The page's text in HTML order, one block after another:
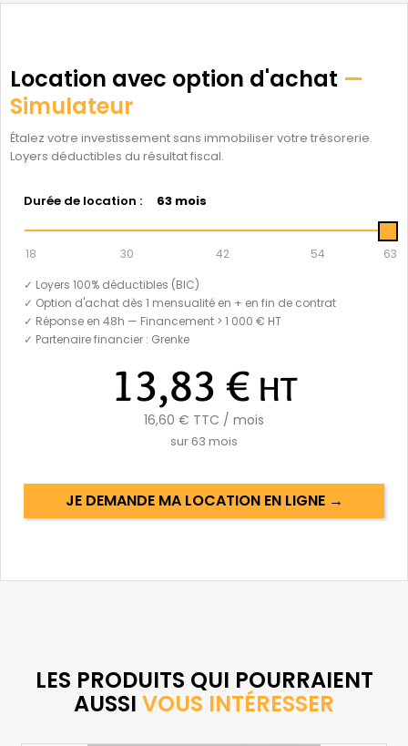
Location avec option d'achat —
Simulateur
Étalez votre investissement sans immobiliser votre trésorerie.
Loyers déductibles du résultat fiscal.
Durée de location : 63 mois
18 30 42 54
63
✓ Loyers 100% déductibles (BIC)
✓ Option d'achat dès 1 mensualité en + en fin de contrat
✓ Réponse en 48h — Financement > 1 000 € HT
✓ Partenaire financier : Grenke
13,83 € HT
16,60 € TTC / mois
sur 63 mois
JE DEMANDE MA LOCATION EN LIGNE →
LES PRODUITS QUI POURRAIENT
AUSSI VOUS INTÉRESSER